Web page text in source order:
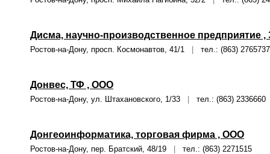
Дисма, научно-производственное предприятие
Ростов-на-Дону, просп. Космонавтов, 41/1 тел.: (863) 2765737
Донвес, ТФ , ООО
Ростов-на-Дону, ул. Штахановского, 1/33 тел.: (863) 2336660
Донгеоинформатика, торговая фирма , ООО
Ростов-на-Дону, пер. Братский, 48/19 тел.: (863) 2271515